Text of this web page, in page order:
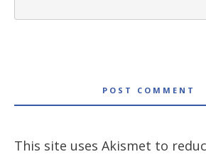
POST COMMENT
This site uses Akismet to